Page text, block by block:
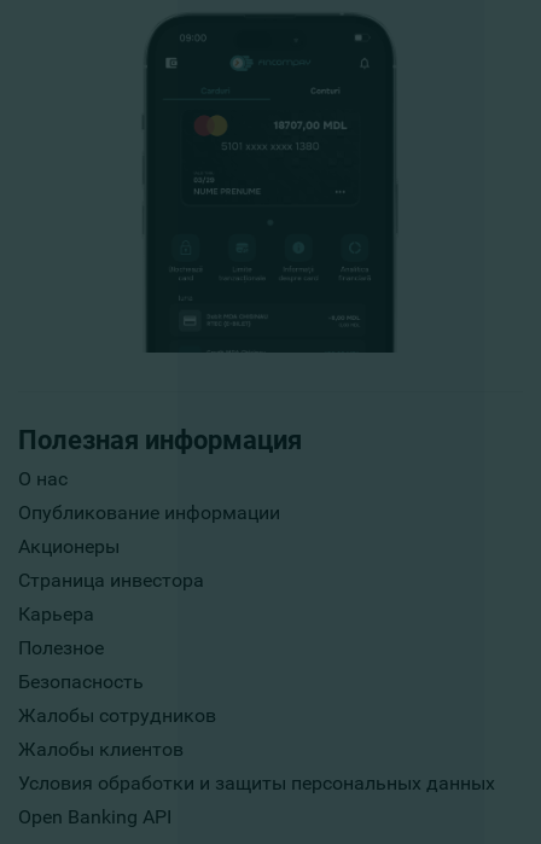
Полезная информация
О нас
Опубликование информации
Акционеры
Страница инвестора
Карьера
Полезное
Безопасность
Жалобы сотрудников
Жалобы клиентов
Условия обработки и защиты персональных данных
Open Banking API